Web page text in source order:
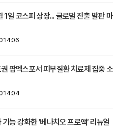
1일 코스피 상장... 글로벌 진출 발판 마
14:06
팜엑스포서 피부질환 치료제 집중 소
14:04
능 강화한 ‘베나치오 프로액’ 리뉴얼